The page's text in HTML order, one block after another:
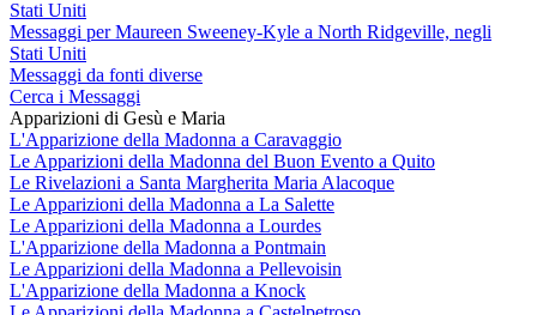
Stati Uniti
Messaggi per Maureen Sweeney-Kyle a North Ridgeville, negli
Stati Uniti
Messaggi da fonti diverse
Cerca i Messaggi
Apparizioni di Gesù e Maria
L'Apparizione della Madonna a Caravaggio
Le Apparizioni della Madonna del Buon Evento a Quito
Le Rivelazioni a Santa Margherita Maria Alacoque
Le Apparizioni della Madonna a La Salette
Le Apparizioni della Madonna a Lourdes
L'Apparizione della Madonna a Pontmain
Le Apparizioni della Madonna a Pellevoisin
L'Apparizione della Madonna a Knock